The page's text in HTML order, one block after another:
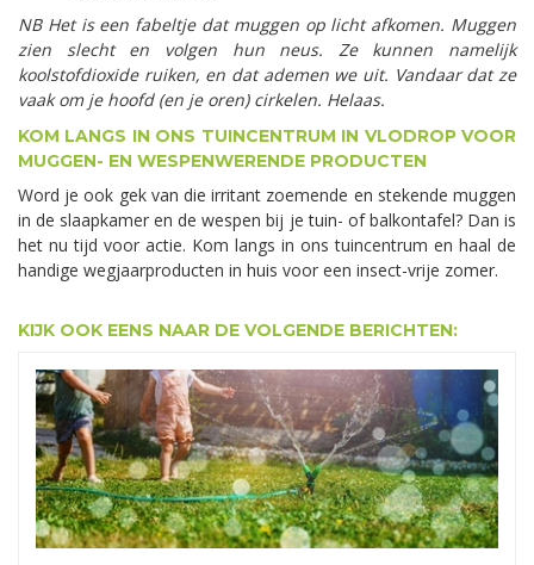
NB Het is een fabeltje dat muggen op licht afkomen. Muggen
zien slecht en volgen hun neus. Ze kunnen namelijk
koolstofdioxide ruiken, en dat ademen we uit. Vandaar dat ze
vaak om je hoofd (en je oren) cirkelen. Helaas.
KOM LANGS IN ONS TUINCENTRUM IN VLODROP VOOR
MUGGEN- EN WESPENWERENDE PRODUCTEN
Word je ook gek van die irritant zoemende en stekende muggen
in de slaapkamer en de wespen bij je tuin- of balkontafel? Dan is
het nu tijd voor actie. Kom langs in ons tuincentrum en haal de
handige wegjaarproducten in huis voor een insect-vrije zomer.
KIJK OOK EENS NAAR DE VOLGENDE BERICHTEN: